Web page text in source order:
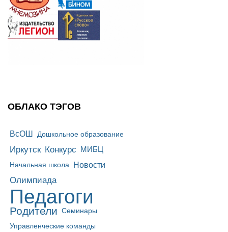
ОБЛАКО ТЭГОВ
ВсОШ Дошкольное образование
Иркутск Конкурс МИБЦ
Начальная школа Новости
Олимпиада
Педагоги
Родители Семинары
Управленческие команды